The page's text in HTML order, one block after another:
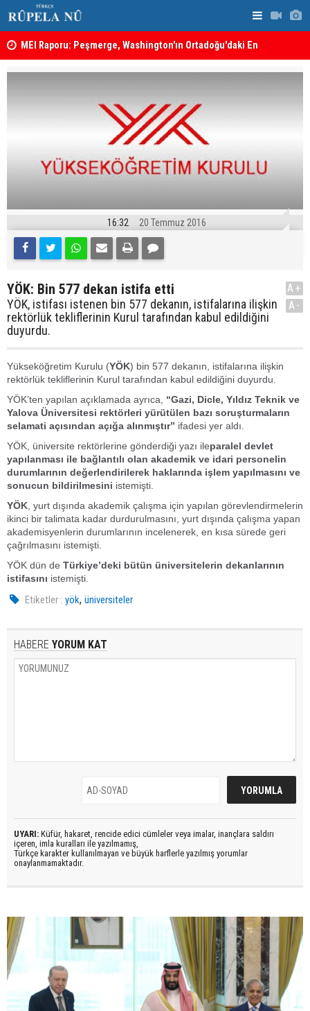
MEI Raporu: Peşmerge, Washington'ın Ortadoğu'daki En
Önemli Güvenlik Ortaklarından Biri ABD'nin
16:32 20 Temmuz 2016
YÖK: Bin 577 dekan istifa etti
YÖK, istifası istenen bin 577 dekanın, istifalarına ilişkin
rektörlük tekliflerinin Kurul tarafından kabul edildiğini
duyurdu.
A+
A-
Yükseköğretim Kurulu (YÖK) bin 577 dekanın, istifalarına ilişkin
rektörlük tekliflerinin Kurul tarafından kabul edildiğini duyurdu.
YÖK’ten yapılan açıklamada ayrıca, “Gazi, Dicle, Yıldız Teknik ve
Yalova Üniversitesi rektörleri yürütülen bazı soruşturmaların
selamati açısından açığa alınmıştır” ifadesi yer aldı.
YÖK, üniversite rektörlerine gönderdiği yazı ileparalel devlet
yapılanması ile bağlantılı olan akademik ve idari personelin
durumlarının değerlendirilerek haklarında işlem yapılmasını ve
sonucun bildirilmesini istemişti.
YÖK , yurt dışında akademik çalışma için yapılan görevlendirmelerin
ikinci bir talimata kadar durdurulmasını, yurt dışında çalışma yapan
akademisyenlerin durumlarının incelenerek, en kısa sürede geri
çağrılmasını istemişti.
YÖK dün de Türkiye’deki bütün üniversitelerin dekanlarının
istifasını istemişti.
Etiketler : yök,üniversiteler
HABERE YORUM KAT
UYARI: Küfür, hakaret, rencide edici cümleler veya imalar, inançlara saldırı
içeren, imla kuralları ile yazılmamış,
Türkçe karakter kullanılmayan ve büyük harflerle yazılmış yorumlar
onaylanmamaktadır.